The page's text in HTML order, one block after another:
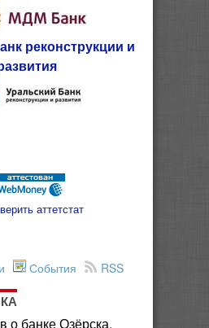
реконструкции и
аттетстат
RSS
События
о банке Озёрска.